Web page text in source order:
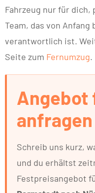
Fahrzeug nur für dich,
Team, das von Anfang
verantwortlich ist.
Seite zum Fernumzug.
Angebot
anfragen
Schreib uns kurz,
und du erhältst
Festpreisangebot